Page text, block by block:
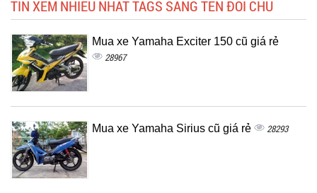
TIN XEM NHIỀU NHẤT TAGS SANG TÊN ĐỔI CHỦ
Mua xe Yamaha Exciter 150 cũ giá rẻ
28967
Mua xe Yamaha Sirius cũ giá rẻ 28293